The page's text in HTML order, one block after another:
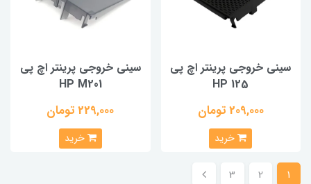
سینی خروجی پرینتر اچ پی
HP 125
209,000 تومان
خرید
سینی خروجی پرینتر اچ پی
HP M201
229,000 تومان
خرید
1
2
3